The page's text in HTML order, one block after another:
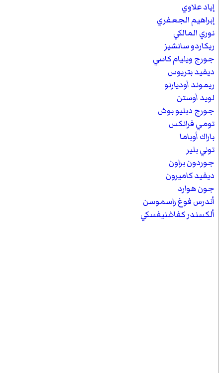
إياد علاوي
إبراهيم الجعفري
نوري المالكي
ريكاردو سانشيز
جورج ويليام كاسي
ديفيد بتريوس
ريموند أوديارنو
لويد أوستن
جورج دبليو بوش
تومي فرانكس
باراك أوباما
توني بلير
جوردون براون
ديفيد كاميرون
جون هوارد
أندرس فوغ راسموسن
ألكسندر كفاشنيفسكي